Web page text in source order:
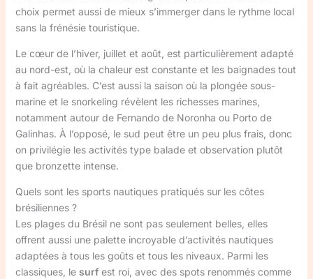
choix permet aussi de mieux s’immerger dans le rythme local
sans la frénésie touristique.
Le cœur de l’hiver, juillet et août, est particulièrement adapté
au nord-est, où la chaleur est constante et les baignades tout
à fait agréables. C’est aussi la saison où la plongée sous-
marine et le snorkeling révèlent les richesses marines,
notamment autour de Fernando de Noronha ou Porto de
Galinhas. À l’opposé, le sud peut être un peu plus frais, donc
on privilégie les activités type balade et observation plutôt
que bronzette intense.
Quels sont les sports nautiques pratiqués sur les côtes
brésiliennes ?
Les plages du Brésil ne sont pas seulement belles, elles
offrent aussi une palette incroyable d’activités nautiques
adaptées à tous les goûts et tous les niveaux. Parmi les
classiques, le surfest roi, avec des spots renommés comme